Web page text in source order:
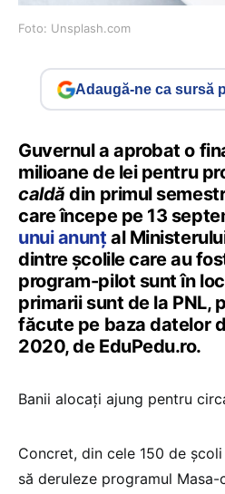
Foto: Unsplash.com
Adaugă-ne ca sursă
Guvernul a aprobat o
milioane de lei pentru
caldă din primul
care începe pe 13
unui anunț al
dintre școlile care au
program-pilot sunt în
primarii sunt de la PNL,
făcute pe baza datelor
2020, de EduPedu.ro.
Banii alocați ajung pentru
Concret, din cele 150 de
să deruleze programul